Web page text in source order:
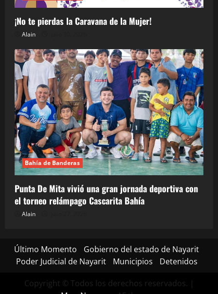
¡No te pierdas la Caravana de la Mujer!
Alain
Bahía de Banderas
Punta De Mita vivió una gran jornada deportiva con
el torneo relámpago Cascarita Bahía
Alain
Último Momento
Gobierno del estado de Nayarit
Poder Judicial de Nayarit
Municipios Detenidos
Copyright © Todos los derechos reservados. |